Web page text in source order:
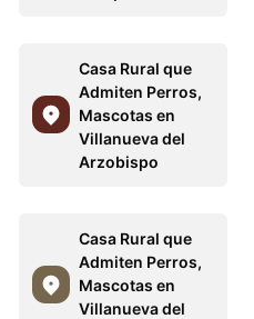
Casa Rural que
Admiten Perros,
Mascotas en
Villanueva del
Arzobispo
Casa Rural que
Admiten Perros,
Mascotas en
Villanueva del